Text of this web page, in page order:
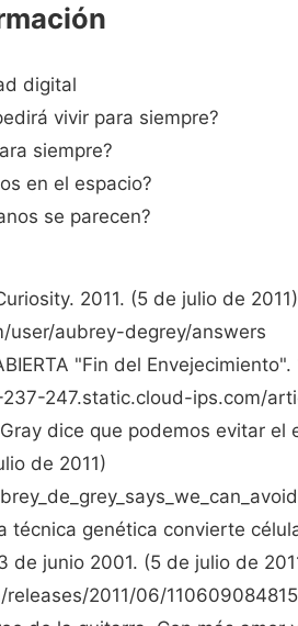
digital
vivir para siempre?
siempre?
en el espacio?
se parecen?
2011. (5 de julio de 2011)
user/aubrey-degrey/answers
"Fin del
247.static.cloud-ips.com/
dice que podemos evitar el
de 2011)
técnica genética convierte
de junio 2001. (5 de julio de
2011/06/